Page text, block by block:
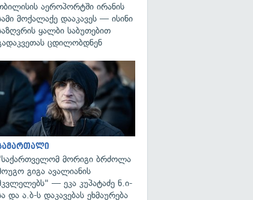
აეროპორტში ირანის
მოქალაქე დააკავეს — ისინი
ყალბი საბუთებით
ცდილობდნენ
მორიგი ბრძოლა
გიგა ავალიანის
— ეკა კუპატაძე ნ.ი-
და ა.ბ-ს დაკავებას ეხმაურება